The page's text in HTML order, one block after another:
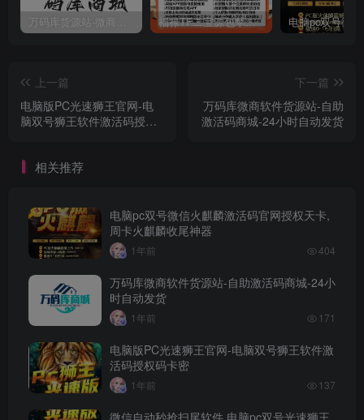
万码库货源站-微商软件激活码商城-苹果安卓微信多开分身 福禄TF二宝源包苹果微信多开分身官网,带百款功能正版福禄授权
上一篇
电脑版PC光速狮王官网-电
脑双号狮王软件激活码授权
下一篇
万码库微商软件货源站-自助
激活码商城-24小时自动发货
相关推荐
电脑pc双号微信火麒麟激活码官网授权天卡,
周卡火麒麟收尾神器
1年前 404
万码库微商软件货源站-自助激活码商城-24小
时自动发货
1年前 171
电脑版PC光速狮王官网-电脑双号狮王软件激
活码授权码卡密
1年前 137
微信自动秒抢扫尾软件,电脑pc双号光速狮王